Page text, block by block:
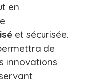
en
et sécurisée.
de
innovations